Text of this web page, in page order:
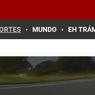
MUNDO EH